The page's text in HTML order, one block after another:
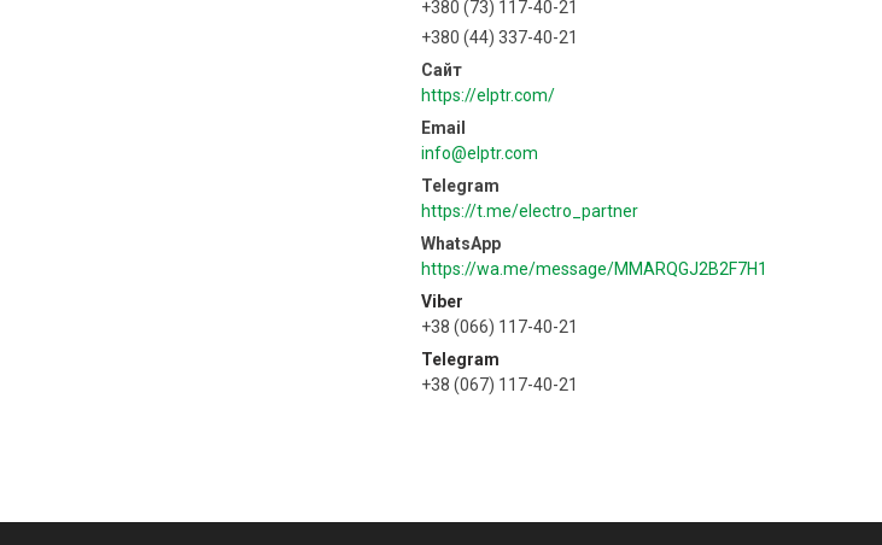
+380 (73) 117-40-21
+380 (44) 337-40-21
https://elptr.com/
info@elptr.com
https://t.me/electro_partner
https://wa.me/message/MMARQGJ2B2F7H1
Viber
+38 (066) 117-40-21
Telegram
+38 (067) 117-40-21